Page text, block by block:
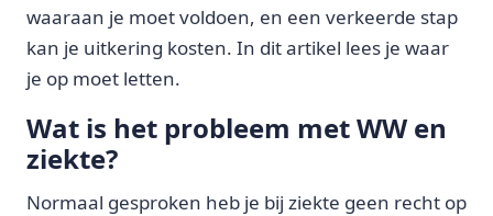
waaraan je moet voldoen, en een verkeerde stap
kan je uitkering kosten. In dit artikel lees je waar
je op moet letten.
Wat is het probleem met WW en
ziekte?
Normaal gesproken heb je bij ziekte geen recht op